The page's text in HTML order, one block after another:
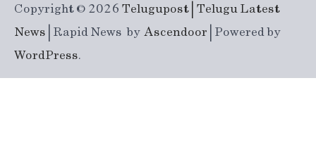
Copyright © 2026 Telugupost | Telugu Latest
News | Rapid News byAscendoor | Powered by
WordPress.